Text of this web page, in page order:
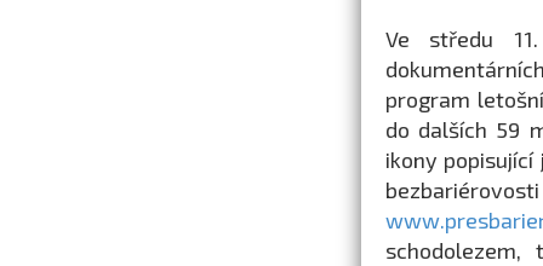
Ve středu
program
do dalších 59
ikony